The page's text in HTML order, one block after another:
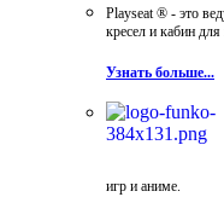
Playseat ® - это
кресел и кабин
Узнать больше...
игр и аниме.